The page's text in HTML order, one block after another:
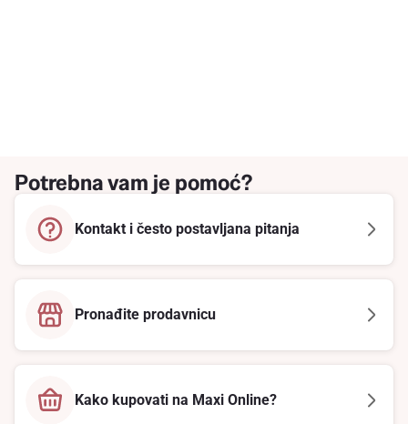
Potrebna vam je pomoć?
Kontakt i često postavljana pitanja
Pronađite prodavnicu
Kako kupovati na Maxi Online?